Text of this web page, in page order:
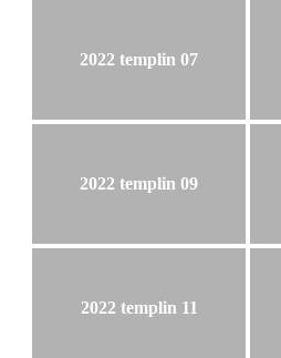
2022 templin 07
2022 templin 09
2022 templin 11